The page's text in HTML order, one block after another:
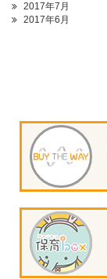
2017年7月
2017年6月